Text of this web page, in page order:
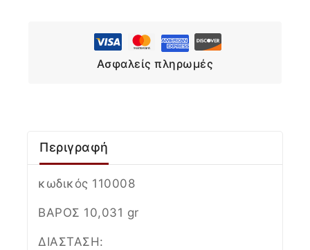
Ασφαλείς πληρωμές
Περιγραφή
κωδικός 110008
ΒΑΡΟΣ 10,031 gr
ΔΙΑΣΤΑΣΗ: